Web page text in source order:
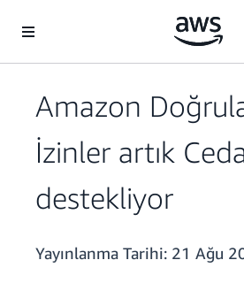
Amazon
İzinler artık
destekliyor
Yayınlanma Tarihi: 21 Ağu